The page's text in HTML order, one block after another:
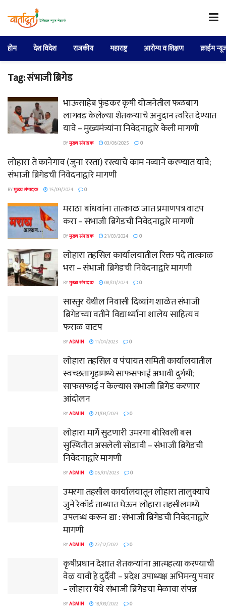
होम देश विदेश राजकीय महाराष्ट्र आरोग्य व शिक्षण क्राईम
Tag:संभाजी ब्रिगेड
भाऊसाहेब फुंडकर कृषी योजनेतील फळबाग
लागवड केलेल्या शेतकऱ्याचे अनुदान त्वरित देण्यात
यावे – मुख्यमंत्र्यांना निवेदनाद्वारे केली मागणी
BYमुख्य संपादक 03/06/2025 0
लोहारा ते कानेगाव (जुना रस्ता) रस्त्याचे काम नव्याने करण्यात यावे;
संभाजी ब्रिगेडची निवेदनाद्वारे मागणी
BYमुख्य संपादक 15/09/2024 0
मराठा बांधवांना तात्काळ जात प्रमाणपत्र वाटप
करा – संभाजी ब्रिगेडची निवेदनाद्वारे मागणी
BYमुख्य संपादक 21/03/2024 0
लोहारा तहसिल कार्यालयातील रिक्त पदे तात्काळ
भरा – संभाजी ब्रिगेडची निवेदनाद्वारे मागणी
BYमुख्य संपादक 08/01/2024 0
सास्तुर येथील निवासी दिव्यांग शाळेत संभाजी
ब्रिगेडच्या वतीने विद्यार्थ्यांना शालेय साहित्य व
फराळ वाटप
BYADMIN 11/04/2023 0
लोहारा तहसिल व पंचायत समिती कार्यालयातील
स्वच्छतागृहामध्ये साफसफाई अभावी दुर्गंधी;
साफसफाई न केल्यास संभाजी ब्रिगेड करणार
आंदोलन
BYADMIN 21/03/2023 0
लोहारा मार्गे सुटणारी उमरगा बोरिवली बस
सुस्थितीत असलेली सोडावी – संभाजी ब्रिगेडची
निवेदनाद्वारे मागणी
BYADMIN 05/01/2023 0
उमरगा तहसील कार्यालयातून लोहारा तालुक्याचे
जुने रेकॉर्ड ताब्यात घेऊन लोहारा तहसीलमध्ये
उपलब्ध करून द्या : संभाजी ब्रिगेडची निवेदनाद्वारे
मागणी
BYADMIN 22/12/2022 0
कृषीप्रधान देशात शेतकऱ्यांना आत्महत्या करण्याची
वेळ यावी हे दुर्दैवी – प्रदेश उपाध्यक्ष अभिमन्यु पवार
– लोहारा येथे संभाजी ब्रिगेडचा मेळावा संपन्न
BYADMIN 18/09/2022 0